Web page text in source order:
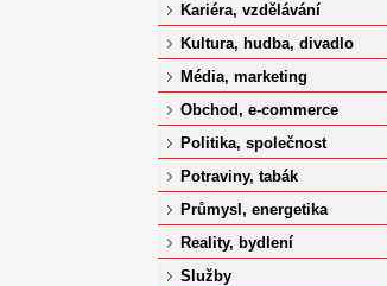
Kariéra, vzdělávání
Kultura, hudba, divadlo
Média, marketing
Obchod, e-commerce
Politika, společnost
Potraviny, tabák
Průmysl, energetika
Reality, bydlení
Služby